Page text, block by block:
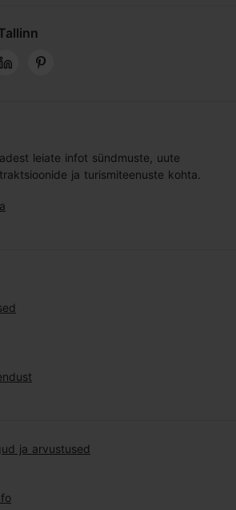
leiate infot sündmuste, uute
ja turismiteenuste kohta.
ja arvustused